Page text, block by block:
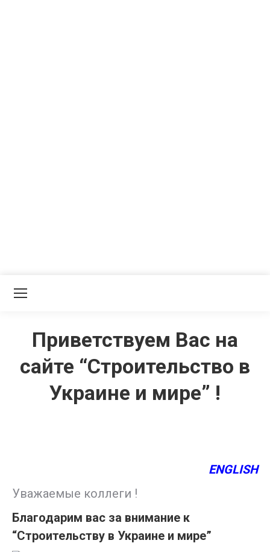
Приветствуем Вас на
сайте “Строительство в
Украине и мире” !
ENGLISH
Уважаемые коллеги !
Благодарим вас за внимание к
“Строительству в Украине и мире”